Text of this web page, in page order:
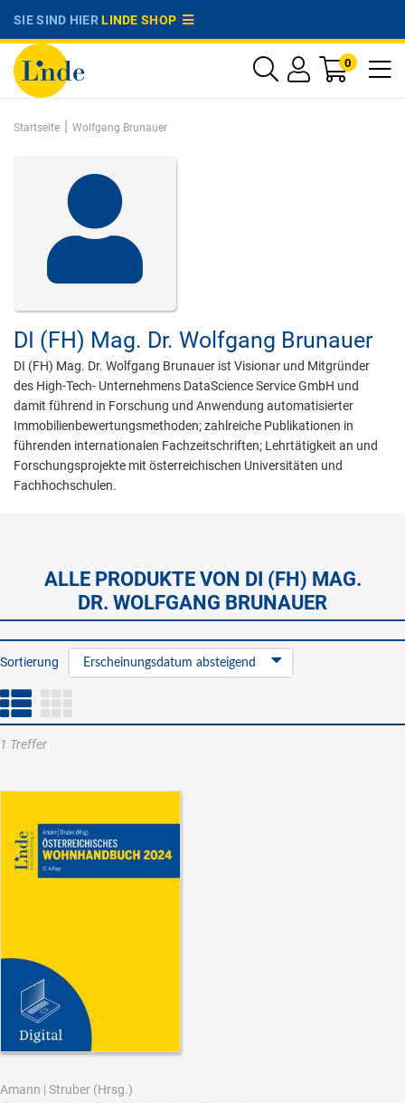
SIE SIND HIERLINDE SHOP
0
Startseite | Wolfgang Brunauer
DI (FH) Mag. Dr. Wolfgang Brunauer
DI (FH) Mag. Dr. Wolfgang Brunauer ist Visionar und Mitgründer
des High-Tech- Unternehmens DataScience Service GmbH und
damit führend in Forschung und Anwendung automatisierter
Immobilienbewertungsmethoden; zahlreiche Publikationen in
führenden internationalen Fachzeitschriften; Lehrtätigkeit an und
Forschungsprojekte mit österreichischen Universitäten und
Fachhochschulen.
ALLE PRODUKTE VON DI (FH) MAG.
DR. WOLFGANG BRUNAUER
Sortierung Erscheinungsdatum absteigend
1 Treffer
Amann | Struber (Hrsg.)